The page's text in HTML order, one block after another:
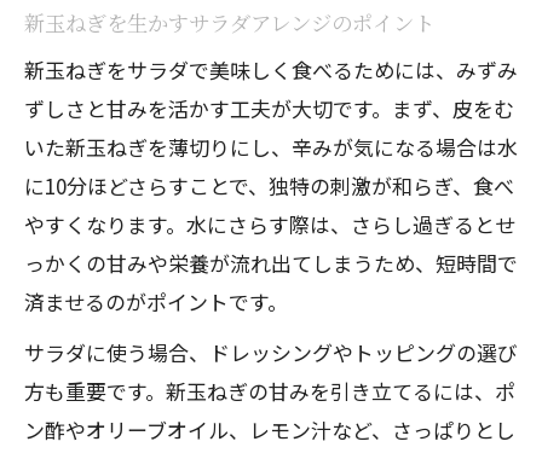
新玉ねぎを生かすサラダアレンジのポイント
新玉ねぎをサラダで美味しく食べるためには、みずみ
ずしさと甘みを活かす工夫が大切です。まず、皮をむ
いた新玉ねぎを薄切りにし、辛みが気になる場合は水
に10分ほどさらすことで、独特の刺激が和らぎ、食べ
やすくなります。水にさらす際は、さらし過ぎるとせ
っかくの甘みや栄養が流れ出てしまうため、短時間で
済ませるのがポイントです。
サラダに使う場合、ドレッシングやトッピングの選び
方も重要です。新玉ねぎの甘みを引き立てるには、ポ
ン酢やオリーブオイル、レモン汁など、さっぱりとし